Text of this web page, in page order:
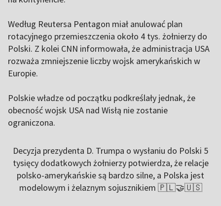
Według Reutersa Pentagon miał anulować plan
rotacyjnego przemieszczenia około 4 tys. żołnierzy do
Polski. Z kolei CNN informowała, że administracja USA
rozważa zmniejszenie liczby wojsk amerykańskich w
Europie.
Polskie władze od początku podkreślały jednak, że
obecność wojsk USA nad Wisłą nie zostanie
ograniczona.
Decyzja prezydenta D. Trumpa o wysłaniu do Polski 5
tysięcy dodatkowych żołnierzy potwierdza, że relacje
polsko-amerykańskie są bardzo silne, a Polska jest
modelowym i żelaznym sojusznikiem 🇵🇱🤝🇺🇸